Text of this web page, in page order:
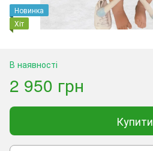
Новинка
Хіт
В наявності
2 950 грн
Купити